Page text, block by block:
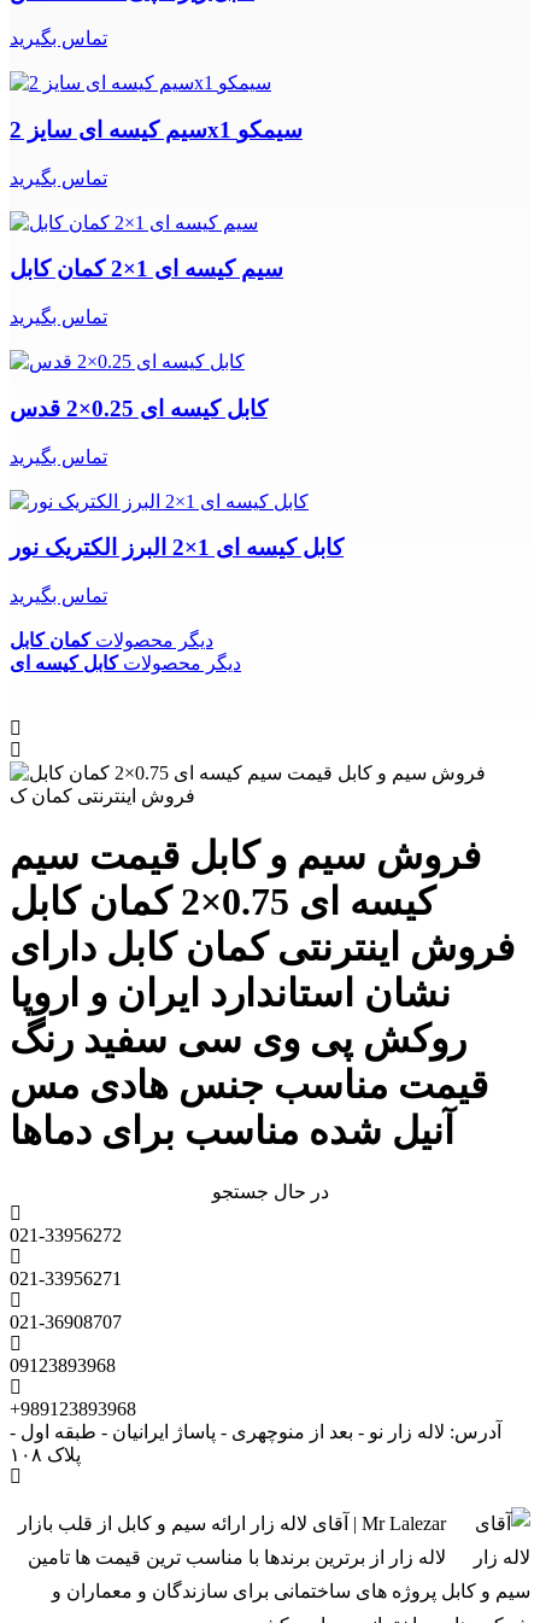
تماس بگیرید
سیم کیسه ای سایز 2x1 سیمکو
تماس بگیرید
سیم کیسه ای 1×2 کمان کابل
تماس بگیرید
کابل کیسه ای 0.25×2 قدس
تماس بگیرید
کابل کیسه ای 1×2 البرز الکتریک نور
تماس بگیرید
دیگر محصولاتکمان کابل
دیگر محصولاتکابل کیسه ای
فروش سیم و کابل قیمت سیم
کیسه ای 0.75×2 کمان کابل
فروش اینترنتی کمان کابل دارای
نشان استاندارد ایران و اروپا
روکش پی وی سی سفید رنگ
قیمت مناسب جنس هادی مس
آنیل شده مناسب برای دماها
در حال جستجو
021-33956272
021-33956271
021-36908707
09123893968
+989123893968
آدرس: لاله زار نو - بعد از منوچهری - پاساژ ایرانیان - طبقه اول -
پلاک ۱۰۸
Mr Lalezar | آقای لاله زار ارائه سیم و کابل از قلب بازار
لاله زار از برترین برندها با مناسب ترین قیمت ها تامین
سیم و کابل پروژه های ساختمانی برای سازندگان و معماران و